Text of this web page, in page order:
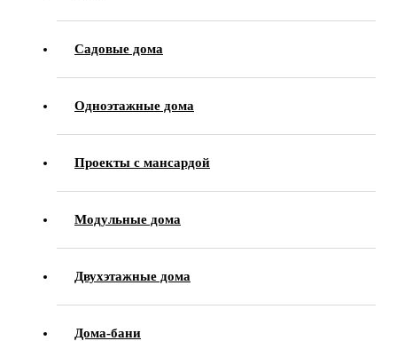
Садовые дома
Одноэтажные дома
Проекты с мансардой
Модульные дома
Двухэтажные дома
Дома-бани